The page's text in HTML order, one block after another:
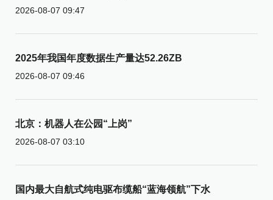
2026-08-07 09:47
2025年我国年度数据生产量达52.26ZB
2026-08-07 09:46
北京：机器人在公园“上岗”
2026-08-07 03:10
国内最大自航式纯电驱布缆船“蓝海领航”下水